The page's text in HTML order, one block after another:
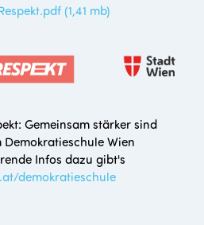
(1,41 mb)
Gemeinsam stärker sind
Wien
Infos dazu gibt's
demokratieschule